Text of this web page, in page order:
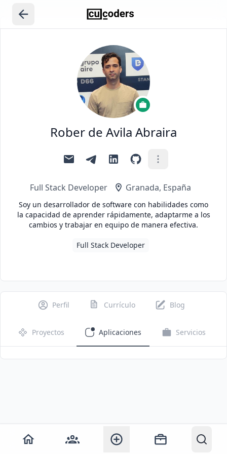
Rober de Avila Abraira
Full Stack Developer Granada, España
Soy un desarrollador de software con habilidades como
la capacidad de aprender rápidamente, adaptarme a los
cambios y trabajar en equipo de manera efectiva.
Full Stack Developer
Perfil Currículo Blog
Proyectos Aplicaciones Servicios